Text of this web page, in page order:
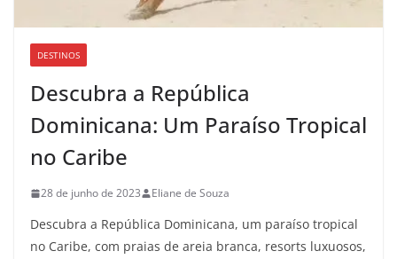
DESTINOS
Descubra a República
Dominicana: Um Paraíso Tropical
no Caribe
28 de junho de 2023 Eliane de Souza
Descubra a República Dominicana, um paraíso tropical
no Caribe, com praias de areia branca, resorts luxuosos,